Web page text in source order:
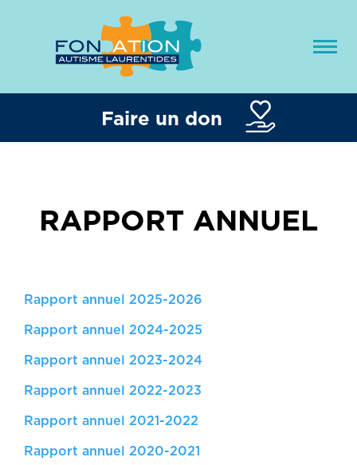
Faire un don
RAPPORT ANNUEL
Rapport annuel 2025-2026
Rapport annuel 2024-2025
Rapport annuel 2023-2024
Rapport annuel 2022-2023
Rapport annuel 2021-2022
Rapport annuel 2020-2021